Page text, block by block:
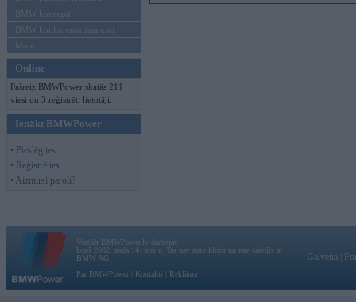
BMW koncepti
BMW konkurentu jaunumi
Moto
Online
Pašreiz BMWPower skatās 211
viesi un 3 reģistrēti lietotāji.
Ienākt BMWPower
• Pieslēgties
• Reģistrēties
• Aizmirsi paroli?
Vortāls BMWPower.lv darbojas
kopš 2002. gada 14. maija. Tas nav auto klubs un nav saistīts ar
BMW AG.
Par BMWPower
Kontakti Reklāma
Galvena